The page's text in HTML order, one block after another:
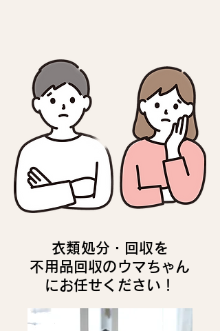
衣類処分・回収を
不用品回収のウマちゃん
にお任せください！